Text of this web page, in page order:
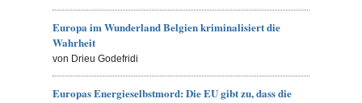
Europa im Wunderland Belgien kriminalisiert die
Wahrheit
von Drieu Godefridi
Europas Energieselbstmord: Die EU gibt zu, dass die